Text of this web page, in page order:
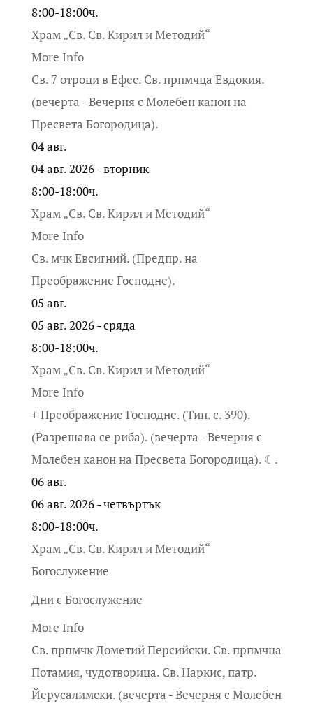
8:00-18:00ч.
Храм „Св. Св. Кирил и Методий“
More Info
Св. 7 отроци в Ефес. Св. прпмчца Евдокия.
(вечерта - Вечерня с Молебен канон на
Пресвета Богородица).
04авг.
04 авг. 2026 - вторник
8:00-18:00ч.
Храм „Св. Св. Кирил и Методий“
More Info
Св. мчк Евсигний. (Предпр. на
Преображение Господне).
05 авг.
05 авг. 2026 - сряда
8:00-18:00ч.
Храм „Св. Св. Кирил и Методий“
More Info
+ Преображение Господне. (Тип. с. 390).
(Разрешава се риба). (вечерта - Вечерня с
Молебен канон на Пресвета Богородица). ☾.
06авг.
06 авг. 2026 - четвъртък
8:00-18:00ч.
Храм „Св. Св. Кирил и Методий“
Богослужение
Дни с Богослужение
More Info
Св. прпмчк Дометий Персийски. Св. прпмчца
Потамия, чудотворица. Св. Наркис, патр.
Йерусалимски. (вечерта - Вечерня с Молебен